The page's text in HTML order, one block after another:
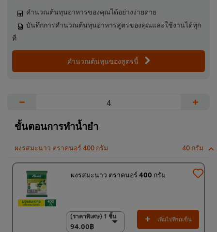
คำนวณต้นทุนอาหารของคุณได้อย่างง่ายดาย
บันทึกการคำนวณต้นทุนอาหารสูตรของคุณและใช้งานได้ทุก
ที่
คำนวณต้นทุนของสูตรนี้
− +
ขั้นตอนการทำน้ำยำ
ผงรสมะนาว ตราคนอร์ 400 กรัม 40 กรัม
ผงรสมะนาว ตราคนอร์ 400 กรัม
(ราคาพิเศษ) 1 ชิ้น
94.00฿
(ราคาพิเศษ) 1 ชิ้น
94.00฿
เพิ่มไปที่รถเข็น